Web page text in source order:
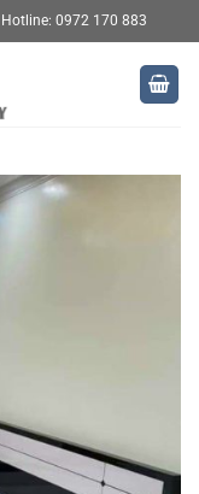
Hotline: 0972 170 883